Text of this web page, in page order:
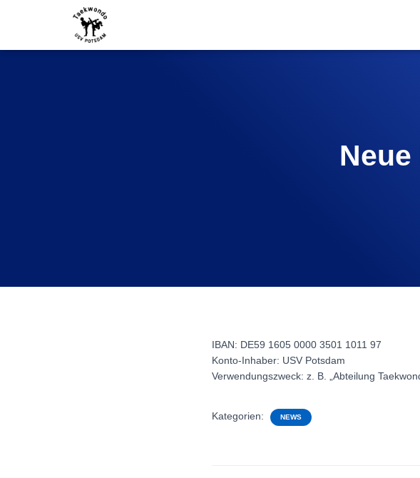
IBAN: DE59 1605 0000 3501 1011 97
Konto-Inhaber: USV Potsdam
Verwendungszweck: z. B. „Abteilung
Kategorien: NEWS